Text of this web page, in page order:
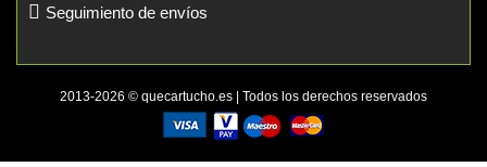
Seguimiento de envíos
2013-2026 © quecartucho.es | Todos los derechos reservados